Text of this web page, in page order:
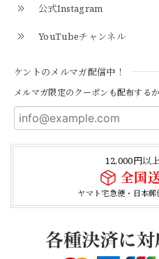
公式Instagram
YouTubeチャンネル
ケントのメルマガ配信中！
メルマガ限定のクーポンも配布する
12,000円以
全国
ヤマト宅急便・日本郵
とても早く対応頂きありがと
2026/04/25
BLACK
2026/04/21
NAVY
2026/04/21